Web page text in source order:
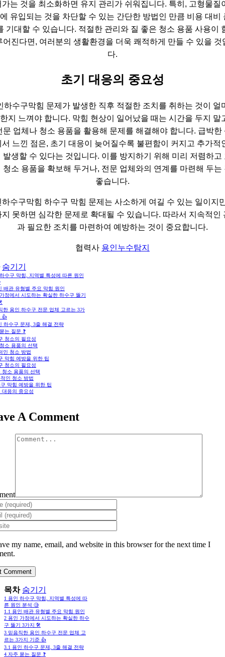
가는 것을 최소화하면 유지 관리가 쉬워집니다. 특히, 고형물질
유입되는 것을 차단할 수 있는 간단한 방법인 만큼 비용 대비
기대할 수 있습니다. 적절한 관리와 질 좋은 청소 용품 사용이
어진다면, 여러분의 생활환경을 더욱 쾌적하게 만들 수 있을 것
다.
초기 대응의 중요성
하수구막힘 문제가 발생한 직후 적절한 조치를 취하는 것이 얼
지 느껴야 합니다. 막힘 현상이 일어났을 때는 시간을 두지 말
문 업체나 청소 용품을 활용해 문제를 해결해야 합니다. 급박한
서 느낀 점은, 초기 대응이 늦어질수록 불편함이 커지고 추가적
발생할 수 있다는 것입니다. 이를 방지하기 위해 미리 저렴하고
청소 용품을 확보해 두거나, 전문 업체와의 연계를 마련해 두는
좋습니다.
하수구막힘 하수구 막힘 문제는 사소하게 여길 수 있는 일이지
지 못하면 심각한 문제로 확대될 수 있습니다. 따라서 지속적인
과 필요한 조치를 마련하여 예방하는 것이 중요합니다.
협력사 용인누수탐지
숨기기
수구 막힘, 지역별 특성에 따른 원인
배관 유형별 주요 막힘 원인
정에서 시도하는 확실한 하수구 뚫기
한 용인 하수구 전문 업체 고르는 3가
👍
하수구 문제, 3줄 해결 전략
는 질문 ❓
청소의 필요성
소 용품의 선택
인 청소 방법
막힘 예방을 위한 팁
청소의 필요성
청소 용품의 선택
인 청소 방법
막힘 예방을 위한 팁
대응의 중요성
A Comment
my name, email, and website in this browser for the next time I
목차 숨기기
1 용인 하수구 막힘, 지역별 특성에 따
른 원인 분석 🧐
1.1 용인 배관 유형별 주요 막힘 원인
2 용인 가정에서 시도하는 확실한 하수
구 뚫기 3가지 🛠️
3 믿음직한 용인 하수구 전문 업체 고
르는 3가지 기준 👍
3.1 용인 하수구 문제, 3줄 해결 전략
4 자주 묻는 질문 ❓